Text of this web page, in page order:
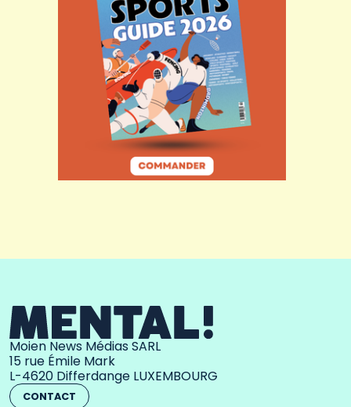
Moien News Médias SARL
15 rue Émile Mark
L-4620 Differdange LUXEMBOURG
CONTACT